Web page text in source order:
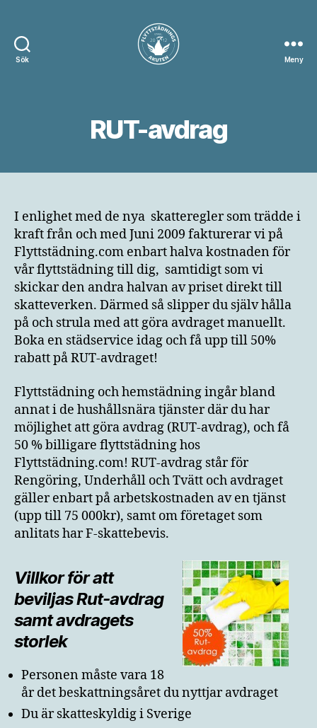
Sök Meny
RUT-avdrag
I enlighet med de nya skatteregler som trädde i
kraft från och med Juni 2009 fakturerar vi på
Flyttstädning.com enbart halva kostnaden för
vår flyttstädning till dig, samtidigt som vi
skickar den andra halvan av priset direkt till
skatteverken. Därmed så slipper du själv hålla
på och strula med att göra avdraget manuellt.
Boka en städservice idag och få upp till 50%
rabatt på RUT-avdraget!
Flyttstädning och hemstädning ingår bland
annat i de hushållsnära tjänster där du har
möjlighet att göra avdrag (RUT-avdrag), och få
50 % billigare flyttstädning hos
Flyttstädning.com! RUT-avdrag står för
Rengöring, Underhåll och Tvätt och avdraget
gäller enbart på arbetskostnaden av en tjänst
(upp till 75 000kr), samt om företaget som
anlitats har F-skattebevis.
Villkor för att
beviljas Rut-avdrag
samt avdragets
storlek
Personen måste vara 18
år det beskattningsåret du nyttjar avdraget
Du är skatteskyldig i Sverige